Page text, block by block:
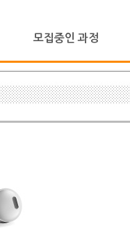
모집중인 과정